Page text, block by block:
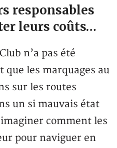
responsables
leurs coûts…
n’a pas été
que les marquages au
sur les routes
un si mauvais état
comment les
pour naviguer en